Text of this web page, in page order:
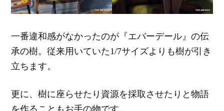
一番違和感がなかったのが『エバーデール』の伝
承の樹。従来用いていた1/7サイズよりも樹が引き
立ちます。
更に、樹に座らせたり資源を採取させたりと物語